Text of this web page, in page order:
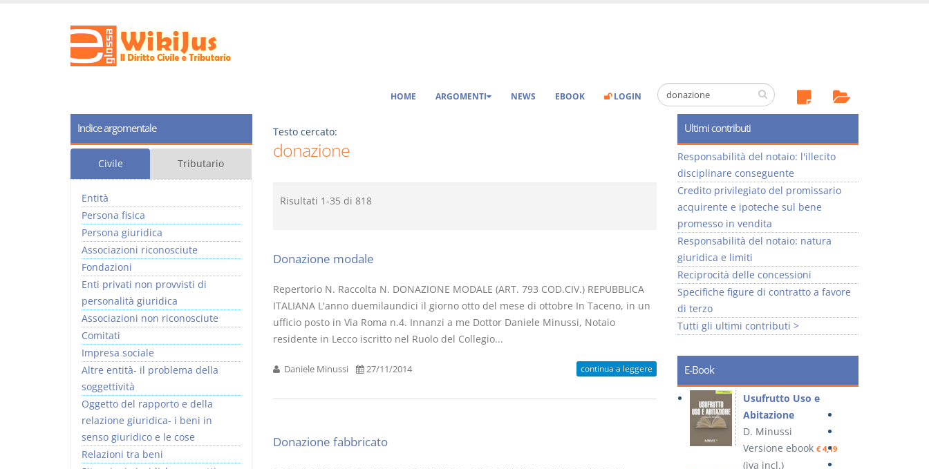
HOME ARGOMENTI NEWS EBOOK LOGIN
Testo cercato:
donazione
Risultati 1-35 di 818
Donazione modale
Repertorio N. Raccolta N. DONAZIONE MODALE (ART. 793 COD.CIV.) REPUBBLICA
ITALIANA L'anno duemilaundici il giorno otto del mese di ottobre In Taceno, in un
ufficio posto in Via Roma n.4. Innanzi a me Dottor Daniele Minussi, Notaio
residente in Lecco iscritto nel Ruolo del Collegio...
Daniele Minussi 27/11/2014 continua a leggere
Donazione fabbricato
Indice argomentale
Civile Tributario
Entità
Persona fisica
Persona giuridica
Associazioni riconosciute
Fondazioni
Enti privati non provvisti di
personalità giuridica
Associazioni non riconosciute
Comitati
Impresa sociale
Altre entità- il problema della
soggettività
Oggetto del rapporto e della
relazione giuridica- i beni in
senso giuridico e le cose
Relazioni tra beni
Ultimi contributi
Responsabilità del notaio: l'illecito
disciplinare conseguente
Credito privilegiato del promissario
acquirente e ipoteche sul bene
promesso in vendita
Responsabilità del notaio: natura
giuridica e limiti
Reciprocità delle concessioni
Specifiche figure di contratto a favore
di terzo
Tutti gli ultimi contributi >
E-Book
Usufrutto Uso e
Abitazione
D. Minussi
Versione ebook € 4,19
(iva incl.)